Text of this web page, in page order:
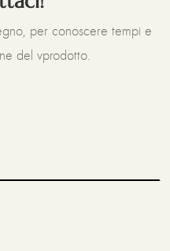
per conoscere tempi e
del vprodotto.